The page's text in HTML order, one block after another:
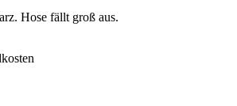
Hose fällt groß aus.